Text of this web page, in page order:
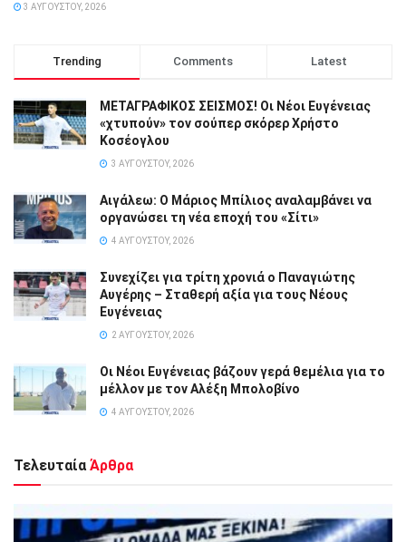
3 ΑΥΓΟΎΣΤΟΥ, 2026
Trending Comments Latest
ΜΕΤΑΓΡΑΦΙΚΟΣ ΣΕΙΣΜΟΣ! Οι Νέοι Ευγένειας
«χτυπούν» τον σούπερ σκόρερ Χρήστο
Κοσέογλου
3 ΑΥΓΟΎΣΤΟΥ, 2026
Αιγάλεω: Ο Μάριος Μπίλιος αναλαμβάνει να
οργανώσει τη νέα εποχή του «Σίτι»
4 ΑΥΓΟΎΣΤΟΥ, 2026
Συνεχίζει για τρίτη χρονιά ο Παναγιώτης
Αυγέρης – Σταθερή αξία για τους Νέους
Ευγένειας
2 ΑΥΓΟΎΣΤΟΥ, 2026
Οι Νέοι Ευγένειας βάζουν γερά θεμέλια για το
μέλλον με τον Αλέξη Μπολοβίνο
4 ΑΥΓΟΎΣΤΟΥ, 2026
Τελευταία Άρθρα